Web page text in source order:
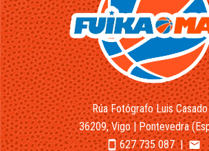
Rúa Fotógrafo Luis
36209, Vigo | Pontevedra
smartphone627 735 087|email